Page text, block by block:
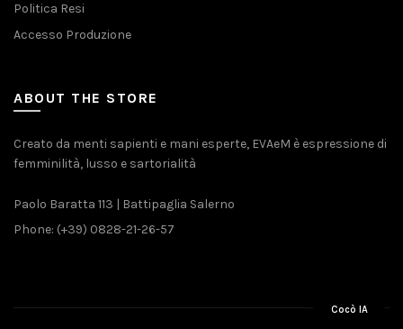
Politica Resi
Accesso Produzione
ABOUT THE STORE
Creato da menti sapienti e mani esperte, EVAeM è espressione di
femminilità, lusso e sartorialità
Paolo Baratta 113 | Battipaglia Salerno
Phone: (+39) 0828-21-26-57
Cocò IA